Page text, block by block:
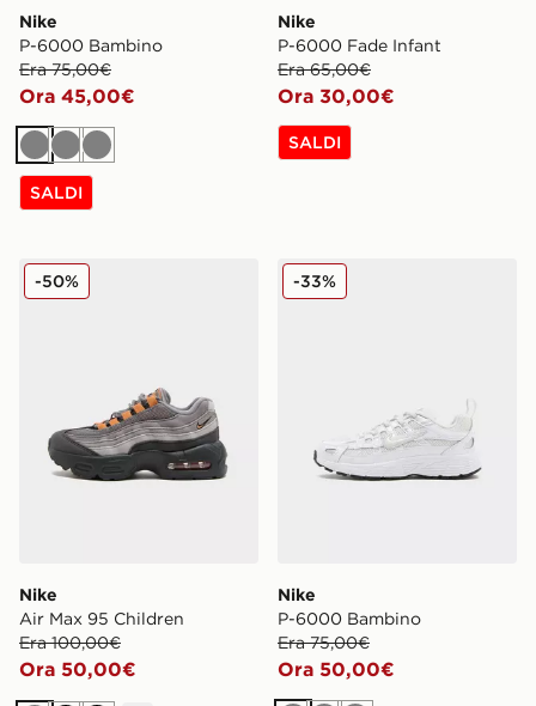
Nike
P-6000 Bambino
Era 75,00€
Ora 45,00€
GrigioGrigioGrigio
SALDI
Nike
P-6000 Fade Infant
Era 65,00€
Ora 30,00€
SALDI
Nike Air Max 95 Children
Nike
Air Max 95 Children
Era 100,00€
Ora 50,00€
-50% Nike P-6000 Bambino
Nike
P-6000 Bambino
Era 75,00€
Ora 50,00€
-33%